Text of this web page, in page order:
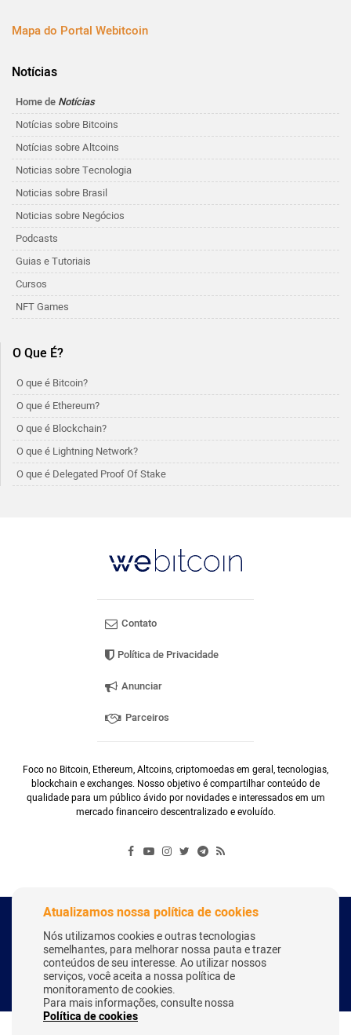
Mapa do Portal Webitcoin
Notícias
Home de Notícias
Notícias sobre Bitcoins
Notícias sobre Altcoins
Noticias sobre Tecnologia
Noticias sobre Brasil
Noticias sobre Negócios
Podcasts
Guias e Tutoriais
Cursos
NFT Games
O Que É?
O que é Bitcoin?
O que é Ethereum?
O que é Blockchain?
O que é Lightning Network?
O que é Delegated Proof Of Stake
Contato
Política de Privacidade
Anunciar
Parceiros
Foco no Bitcoin, Ethereum, Altcoins, criptomoedas em geral, tecnologias,
blockchain e exchanges. Nosso objetivo é compartilhar conteúdo de
qualidade para um público ávido por novidades e interessados em um
mercado financeiro descentralizado e evoluído.
Copyright Webitcoin 2018 - Todos os Direitos Reservados
Desenvolvido por: Herick Correa
Atualizamos nossa política de cookies
Nós utilizamos cookies e outras tecnologias
semelhantes, para melhorar nossa pauta e trazer
conteúdos de seu interesse. Ao utilizar nossos
serviços, você aceita a nossa política de
monitoramento de cookies.
Para mais informações, consulte nossa
Política de cookies